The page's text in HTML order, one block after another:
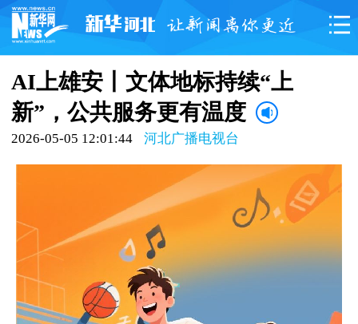
AI上雄安丨文体地标持续“上
新”，公共服务更有温度
2026-05-05 12:01:44 河北广播电视台